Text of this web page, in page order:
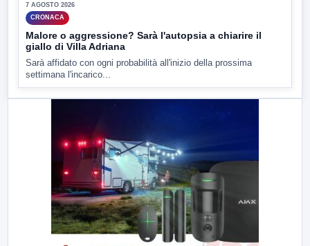
7 AGOSTO 2026
CRONACA
Malore o aggressione? Sarà l'autopsia a chiarire il
giallo di Villa Adriana
Sarà affidato con ogni probabilità all'inizio della prossima
settimana l'incarico...